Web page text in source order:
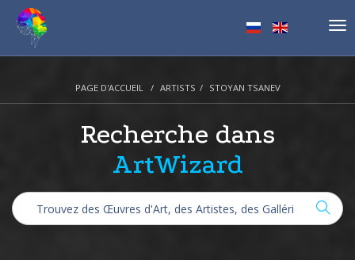
PAGE D'ACCUEIL ARTISTS STOYAN TSANEV
Recherche dans
ArtWizard